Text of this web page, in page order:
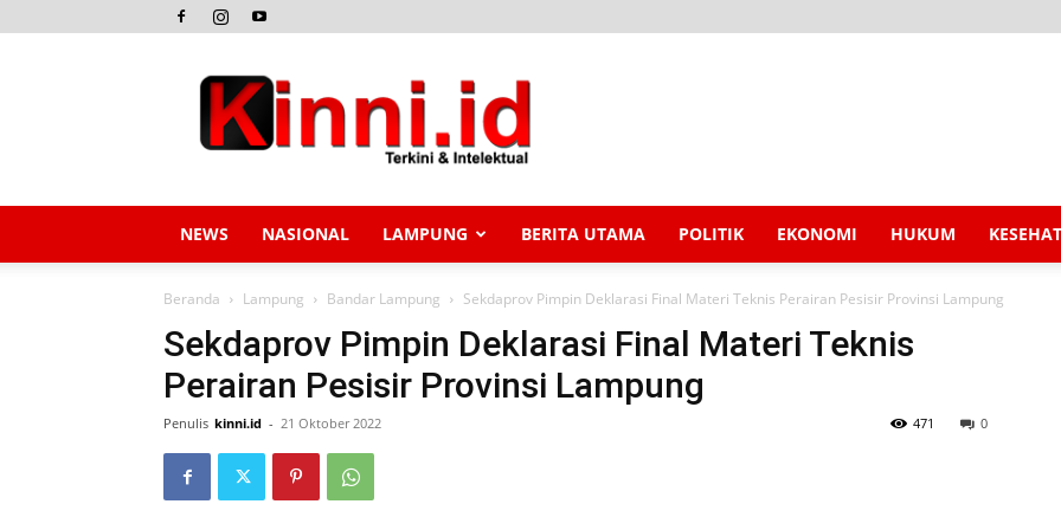
Kinni.id
NEWS NASIONAL LAMPUNG BERITA UTAMA POLITIK EKONOMI HUKUM
Beranda Lampung Bandar Lampung Sekdaprov Pimpin Deklarasi Final Materi Teknis Perairan Pesisir Provinsi Lampung
Sekdaprov Pimpin Deklarasi Final Materi Teknis
Perairan Pesisir Provinsi Lampung
Penulis kinni.id - 21 Oktober 2022 0
471